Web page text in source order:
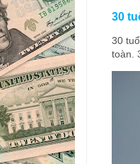
30
30
toàn.